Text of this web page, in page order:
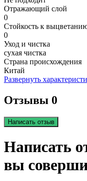
Отражающий слой
0
Стойкость к
0
Уход и чистка
сухая чистка
Страна происхождения
Китай
Развернуть
Отзывы 0
Написать отзыв
Написать
вы